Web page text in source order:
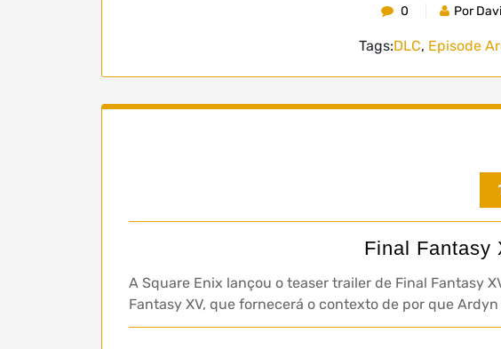
0 Por
Tags:DLC, Episode
Final Fantasy
A Square Enix lançou o teaser trailer de Final Fantasy
Fantasy XV, que fornecerá o contexto de por que